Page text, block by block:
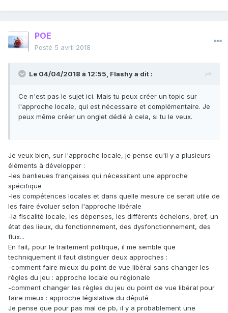
POE
Posté 5 avril 2018
Le 04/04/2018 à 12:55, Flashya dit :
Ce n'est pas le sujet ici. Mais tu peux créer un topic sur
l'approche locale, qui est nécessaire et complémentaire. Je
peux même créer un onglet dédié à cela, si tu le veux.
Je veux bien, sur l'approche locale, je pense qu'il y a plusieurs
éléments à développer :
-les banlieues françaises qui nécessitent une approche
spécifique
-les compétences locales et dans quelle mesure ce serait utile de
les faire évoluer selon l'approche libérale
-la fiscalité locale, les dépenses, les différents échelons, bref, un
état des lieux, du fonctionnement, des dysfonctionnement, des
flux...
En fait, pour le traitement politique, il me semble que
techniquement il faut distinguer deux approches :
-comment faire mieux du point de vue libéral sans changer les
règles du jeu : approche locale ou régionale
-comment changer les règles du jeu du point de vue libéral pour
faire mieux : approche législative du député
Je pense que pour pas mal de pb, il y a probablement une